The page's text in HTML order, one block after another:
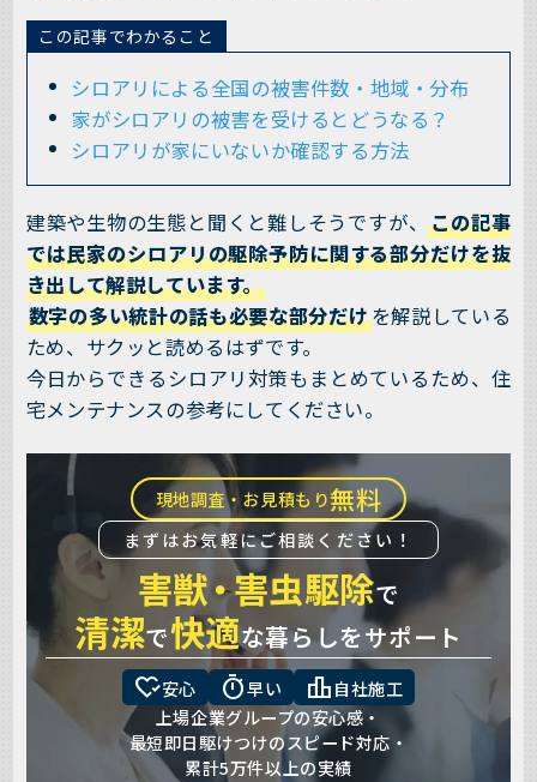
この記事でわかること
シロアリによる全国の被害件数・地域・分布
家がシロアリの被害を受けるとどうなる？
シロアリが家にいないか確認する方法
建築や生物の生態と聞くと難しそうですが、この記事
では民家のシロアリの駆除予防に関する部分だけを抜
き出して解説しています。
数字の多い統計の話も必要な部分だけを解説している
ため、サクッと読めるはずです。
今日からできるシロアリ対策もまとめているため、住
宅メンテナンスの参考にしてください。
現地調査・お見積もり無料
まずはお気軽にご相談ください！
害獣・害虫駆除で
清潔で快適な暮らしをサポート
heart_check安心 timer早い leaderboard 自社施工
上場企業グループの安心感・
最短即日駆けつけのスピード対応・
累計5万件以上の実績